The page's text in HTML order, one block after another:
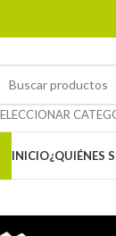
INICIO¿QUIÉNES